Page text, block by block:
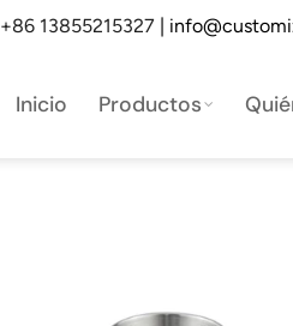
+86 13855215327 |
Inicio Productos